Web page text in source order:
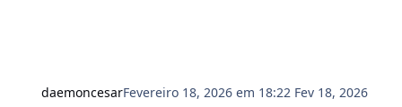
daemoncesarFevereiro 18, 2026 em 18:22 Fev 18, 2026